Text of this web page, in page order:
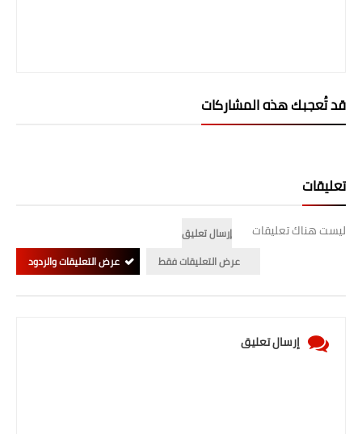
قد تُعجبك هذه المشاركات
تعليقات
ليست هناك تعليقات
إرسال تعليق
عرض التعليقات فقط
عرض التعليقات والردود
إرسال تعليق